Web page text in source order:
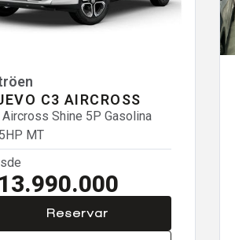
C3 AIRCROSS
Aircross Shine 5P Gasolina
MT
Reservar